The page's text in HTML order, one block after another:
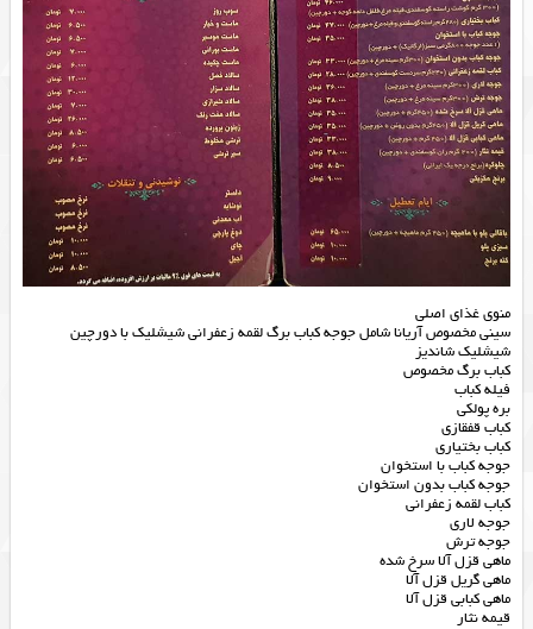
منوی غذای اصلی
سینی مخصوص آریانا شامل جوجه کباب برگ لقمه زعفرانی شیشلیک با دورچین
شیشلیک شاندیز
کباب برگ مخصوص
فیله کباب
بره پولکی
کباب قفقازی
کباب بختیاری
جوجه کباب با استخوان
جوجه کباب بدون استخوان
کباب لقمه زعفرانی
جوجه لاری
جوجه ترش
ماهی قزل آلا سرخ شده
ماهی گریل قزل آلا
ماهی کبابی قزل آلا
قیمه نثار